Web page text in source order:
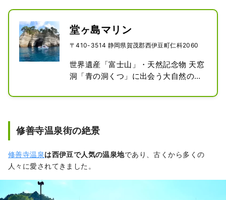
堂ヶ島マリン
〒410-3514 静岡県賀茂郡西伊豆町仁科2060
世界遺産「富士山」・天然記念物 天窓
洞「青の洞くつ」に出会う大自然の神
場です。
修善寺温泉街の絶景
修善寺温泉は西伊豆で人気の温泉地であり、古くから多くの
人々に愛されてきました。